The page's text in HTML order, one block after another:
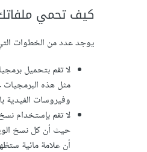
كيف تحمي
يوجد عدد من الخطوات
مثل هذه البرمجيات
وفيروسات
لا تقم بإستخدام
حيث أن كل نسخ